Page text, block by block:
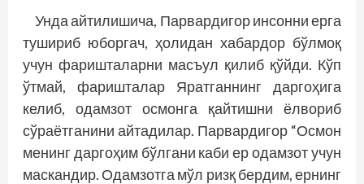
Унда айтилишича, Парвардигор инсонни ерга
тушириб юборгач, ҳолидан хабардор бўлмоқ
учун фаришталарни масъул қилиб қўйди. Кўп
ўтмай, фаришталар Яратганнинг даргоҳига
келиб, одамзот осмонга қайтишни ёлвориб
сўраётганини айтадилар. Парвардигор “Осмон
менинг даргоҳим бўлгани каби ер одамзот учун
маскандир. Одамзотга мўл ризқ бердим, ернинг